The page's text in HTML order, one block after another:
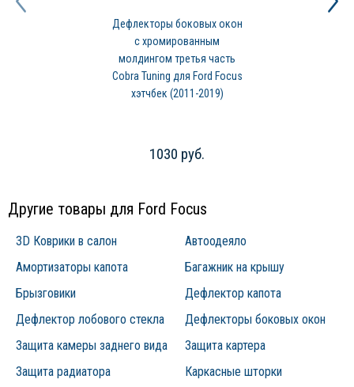
Дефлекторы боковых окон
с хромированным
молдингом третья часть
Cobra Tuning для Ford Focus
хэтчбек (2011-2019)
1030 руб.
Другие товары для Ford Focus
3D Коврики в салон
Автоодеяло
Амортизаторы капота
Багажник на крышу
Брызговики
Дефлектор капота
Дефлектор лобового стекла
Дефлекторы боковых окон
Защита камеры заднего вида
Защита картера
Защита радиатора
Каркасные шторки